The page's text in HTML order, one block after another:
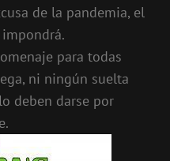
de la pandemia, el
para todas
ni ningún suelta
deben darse por